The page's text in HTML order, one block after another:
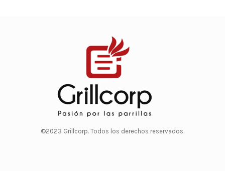
©2023 Grillcorp. Todos los derechos reservados.